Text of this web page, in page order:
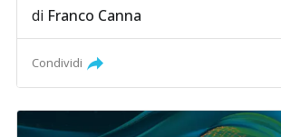
di Franco Canna
Condividi